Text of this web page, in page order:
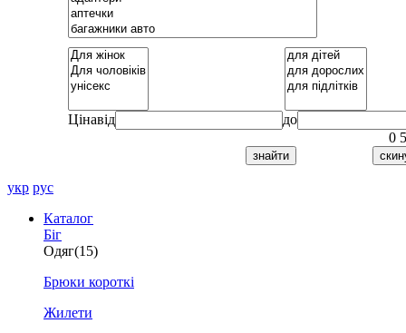
Цінавід
до
0
укр рус
Каталог
Біг
Одяг(15)
Брюки короткі
Жилети